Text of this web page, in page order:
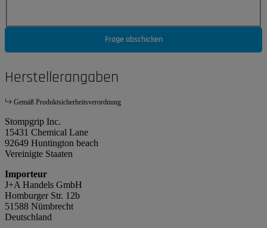
Frage abschicken
Herstellerangaben
Gemäß Produktsicherheitsverordnung
Stompgrip Inc.
15431 Chemical Lane
92649 Huntington beach
Vereinigte Staaten
Importeur
J+A Handels GmbH
Homburger Str. 12b
51588 Nümbrecht
Deutschland